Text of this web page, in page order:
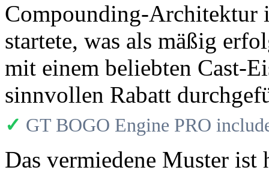
Compounding-Architektur
startete, was als mäßig
mit einem beliebten Cast-
sinnvollen Rabatt
✓ GT BOGO Engine PRO
Das vermiedene Muster ist